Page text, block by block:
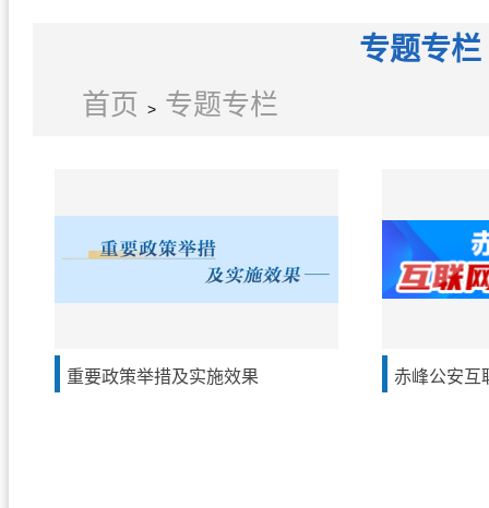
专题专栏
首页 > 专题专栏
重要政策举措及实施效果 赤峰公安互